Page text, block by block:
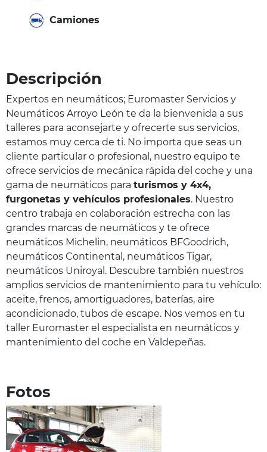
Camiones
Descripción
Expertos en neumáticos; Euromaster Servicios y
Neumáticos Arroyo León te da la bienvenida a sus
talleres para aconsejarte y ofrecerte sus servicios,
estamos muy cerca de ti. No importa que seas un
cliente particular o profesional, nuestro equipo te
ofrece servicios de mecánica rápida del coche y una
gama de neumáticos para turismos y 4x4,
furgonetas y vehículos profesionales. Nuestro
centro trabaja en colaboración estrecha con las
grandes marcas de neumáticos y te ofrece
neumáticos Michelin, neumáticos BFGoodrich,
neumáticos Continental, neumáticos Tigar,
neumáticos Uniroyal. Descubre también nuestros
amplios servicios de mantenimiento para tu vehículo:
aceite, frenos, amortiguadores, baterías, aire
acondicionado, tubos de escape. Nos vemos en tu
taller Euromaster el especialista en neumáticos y
mantenimiento del coche en Valdepeñas.
Fotos